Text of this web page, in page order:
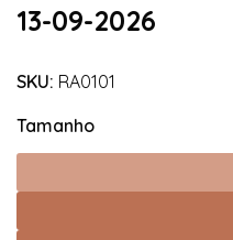
13-09-2026
SKU: RA0101
Tamanho